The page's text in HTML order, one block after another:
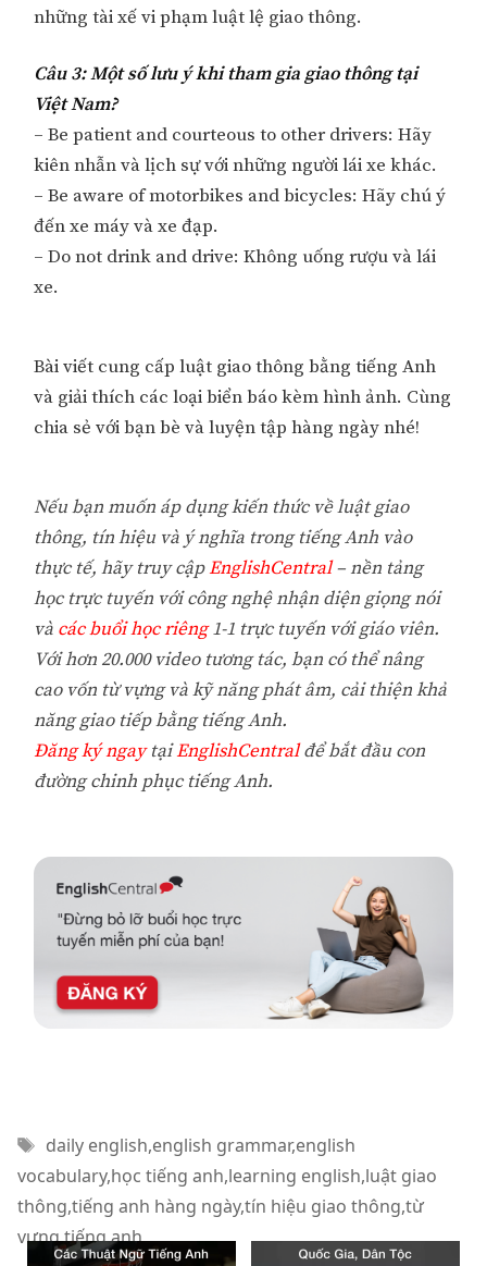
những tài xế vi phạm luật lệ giao thông.
Câu 3: Một số lưu ý khi tham gia giao thông tại
Việt Nam?
– Be patient and courteous to other drivers: Hãy
kiên nhẫn và lịch sự với những người lái xe khác.
– Be aware of motorbikes and bicycles: Hãy chú ý
đến xe máy và xe đạp.
– Do not drink and drive: Không uống rượu và lái
xe.
Bài viết cung cấp luật giao thông bằng tiếng Anh
và giải thích các loại biển báo kèm hình ảnh. Cùng
chia sẻ với bạn bè và luyện tập hàng ngày nhé!
Nếu bạn muốn áp dụng kiến thức về luật giao
thông, tín hiệu và ý nghĩa trong tiếng Anh vào
thực tế, hãy truy cậpEnglishCentral– nền tảng
học trực tuyến với công nghệ nhận diện giọng nói
và các buổi học riêng1-1 trực tuyến với giáo viên.
Với hơn 20.000 video tương tác, bạn có thể nâng
cao vốn từ vựng và kỹ năng phát âm, cải thiện khả
năng giao tiếp bằng tiếng Anh.
Đăng ký ngaytạiEnglishCentralđể bắt đầu con
đường chinh phục tiếng Anh.
Thẻ
daily english,english grammar,english
vocabulary,học tiếng anh,learning english,luật giao
thông,tiếng anh hàng ngày,tín hiệu giao thông,từ
vựng tiếng anh